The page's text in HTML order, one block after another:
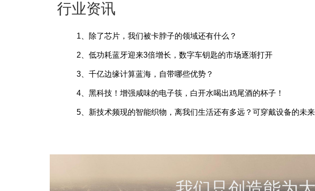
行业资讯
1、除了芯片，我们被卡脖子的领域还有什么？
2、低功耗蓝牙迎来3倍增长，数字车钥匙的市场逐渐打开
3、千亿边缘计算蓝海，自带哪些优势？
4、黑科技！增强咸味的电子筷，白开水喝出鸡尾酒的杯子！
5、新技术频现的智能织物，离我们生活还有多远？可穿戴设备的未